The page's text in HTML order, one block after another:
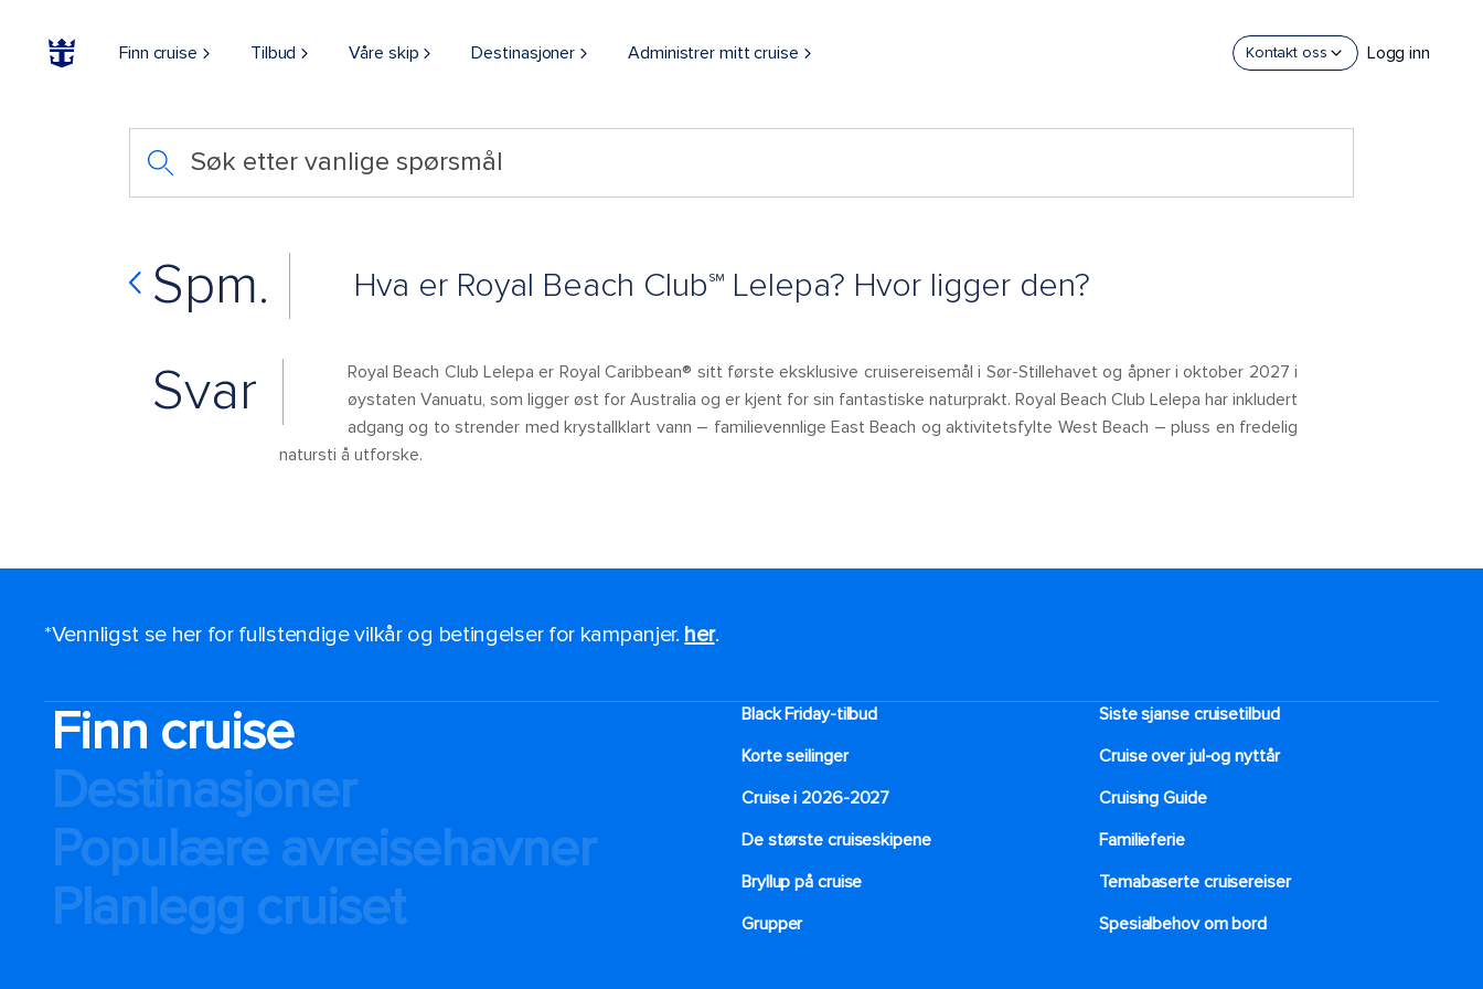
Finn cruise Tilbud Våre skip Destinasjoner Administrer mitt cruise Kontakt oss Logg inn
Søk etter vanlige spørsmål
Spm. Hva er Royal Beach Club℠ Lelepa? Hvor ligger den?
Svar
Royal Beach Club Lelepa er Royal Caribbean® sitt første eksklusive cruisereisemål i Sør-Stillehavet og åpner i oktober 2027 i
øystaten Vanuatu, som ligger øst for Australia og er kjent for sin fantastiske naturprakt. Royal Beach Club Lelepa har inkludert
adgang og to strender med krystallklart vann – familievennlige East Beach og aktivitetsfylte West Beach – pluss en fredelig
natursti å utforske.
*Vennligst se her for fullstendige vilkår og betingelser for kampanjer. her.
Finn cruise
Destinasjoner
Populære avreisehavner
Planlegg cruiset
Black Friday-tilbud
Siste sjanse cruisetilbud
Korte seilinger
Cruise over jul-og nyttår
Cruise i 2026-2027
Cruising Guide
De største cruiseskipene
Familieferie
Bryllup på cruise
Temabaserte cruisereiser
Grupper
Spesialbehov om bord